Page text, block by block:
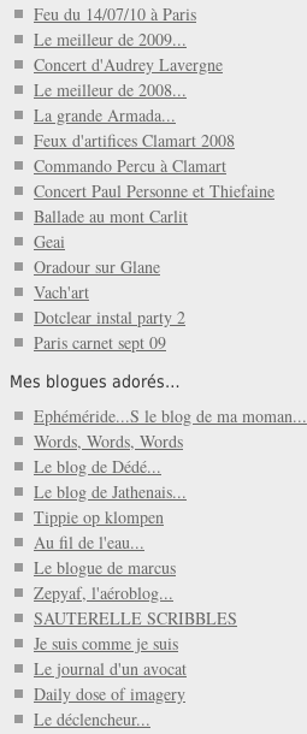
Feu du 14/07/10 à Paris
Le meilleur de 2009...
Concert d'Audrey Lavergne
Le meilleur de 2008...
La grande Armada...
Feux d'artifices Clamart 2008
Commando Percu à Clamart
Concert Paul Personne et Thiefaine
Ballade au mont Carlit
Geai
Oradour sur Glane
Vach'art
Dotclear instal party 2
Paris carnet sept 09
Mes blogues adorés…
Ephéméride...S le blog de ma moman...
Words, Words, Words
Le blog de Dédé...
Le blog de Jathenais...
Tippie op klompen
Au fil de l'eau...
Le blogue de marcus
Zepyaf, l'aéroblog...
SAUTERELLE SCRIBBLES
Je suis comme je suis
Le journal d'un avocat
Daily dose of imagery
Le déclencheur...